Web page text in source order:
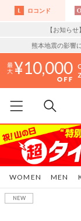
ロコンド
【お知ら
熊本地震の影響
10,000
WOMEN MEN